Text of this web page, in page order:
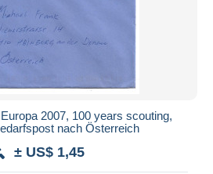
2007, 100 years scouting,
nach Österreich
± US$ 1,45